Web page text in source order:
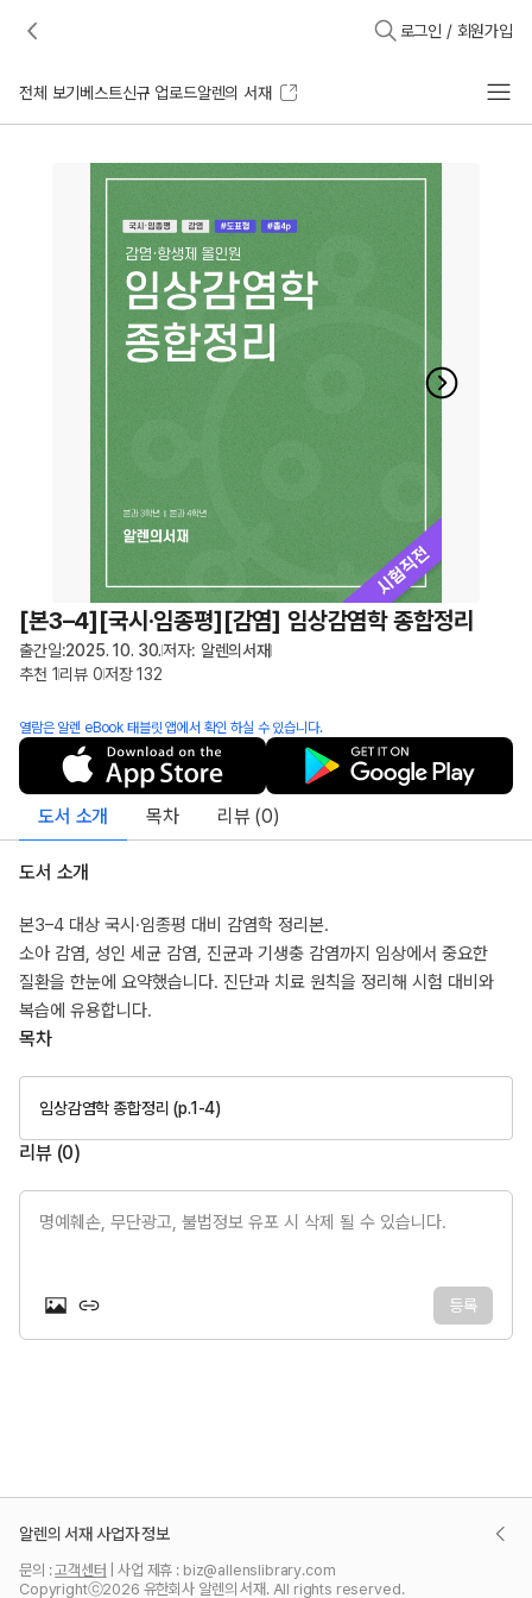
로그인 / 회원가입
전체 보기 베스트신규 업로드알렌의 서재
[본3–4][국시·임종평][감염] 임상감염학 종합정리
출간일:2025. 10. 30.저자: 알렌의서재
추천 1리뷰 0저장132
열람은 알렌 eBook 태블릿 앱에서 확인 하실 수 있습니다.
도서 소개 목차 리뷰 (0)
도서 소개
본3–4 대상 국시·임종평 대비 감염학 정리본.
소아 감염, 성인 세균 감염, 진균과 기생충 감염까지 임상에서 중요한
질환을 한눈에 요약했습니다. 진단과 치료 원칙을 정리해 시험 대비와
복습에 유용합니다.
목차
임상감염학 종합정리 (p.1-4)
리뷰 (0)
명예훼손, 무단광고, 불법정보 유포 시 삭제 될 수 있습니다.
등록
알렌의 서재 사업자 정보
대표이사 : 김은영 | 사업자 등록번호 : 656-81-01873
통신판매번호 : 2025-서울강남-06169
문의 :고객센터
| 사업 제휴 : biz@allenslibrary.com
Copyrightⓒ2026 유한회사 알렌의 서재. All rights reserved.